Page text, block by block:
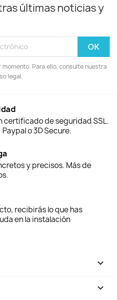
últimas noticias y
Para ello, consulte nuestra
legal.
certificado de seguridad SSL.
o 3D Secure.
y precisos. Más de
recibirás lo que has
en la instalación

